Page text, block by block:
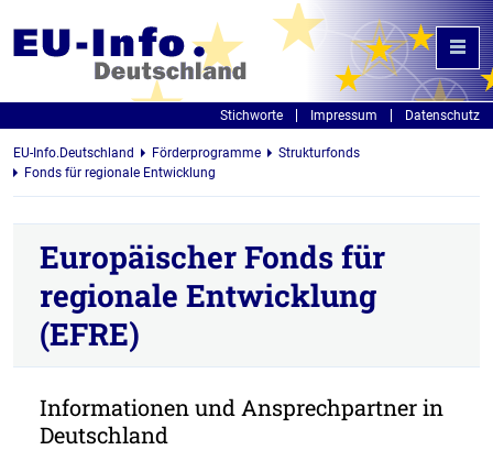
Stichworte Impressum Datenschutz
EU-Info.Deutschland Förderprogramme
Strukturfonds
Fonds für regionale Entwicklung
Europäischer Fonds für
regionale Entwicklung
(EFRE)
Informationen und Ansprechpartner in
Deutschland